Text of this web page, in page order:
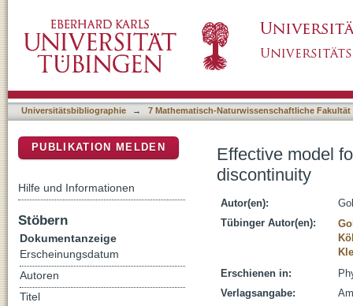
Universitätsbibliographie → 7 Mathematisch-Naturwissenschaftliche Fakultät
Effective model
discontinuity
Autor(en):
Tübinger Autor(en):
Erschienen in:
Verlagsangabe:
PUBLIKATION MELDEN
Hilfe und Informationen
Stöbern
Dokumentanzeige
Erscheinungsdatum
Autoren
Titel